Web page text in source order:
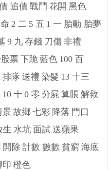
追債戰鬥 花開 黑色
2 二 5 五 1 一 胎動 胎夢
9 九 存錢 刀傷 非禮
票 下跪 藍色 100 百
排隊 送禮 染髮 13 十三
10 十 0 零 分屍 算賬 解救
景 故鄉 七彩 降落 門口
生 水坑 面試 送蘋果
開除 計數 數數 貧窮 海底
印 橙色